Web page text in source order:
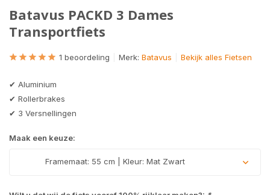
Batavus PACKD 3 Dames
Transportfiets
1 beoordeling Merk: Batavus Bekijk alles Fietsen
✔ Aluminium
✔ Rollerbrakes
✔ 3 Versnellingen
Maak een keuze:
Framemaat: 55 cm | Kleur: Mat Zwart
Uitverkocht